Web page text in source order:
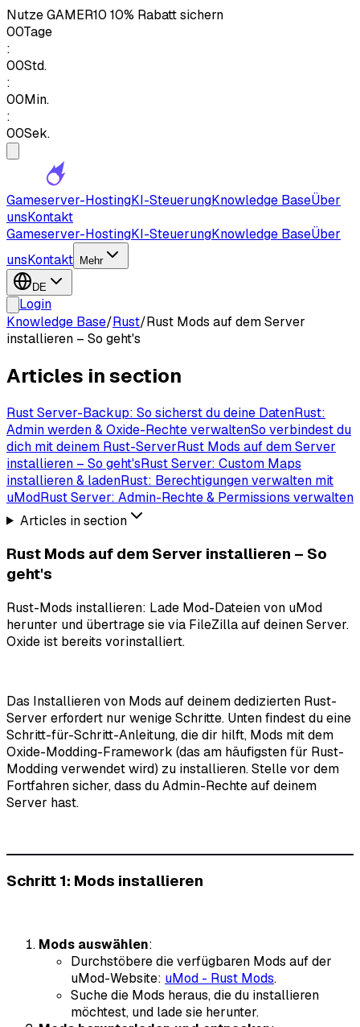
NutzeGAMER10 10% Rabatt sichern
00Tage
:
00Std.
:
00Min.
:
00Sek.
Gameserver-HostingKI-SteuerungKnowledge BaseÜber
unsKontakt
Gameserver-HostingKI-SteuerungKnowledge BaseÜber
unsKontakt Mehr
DE
Login
Knowledge Base/Rust/Rust Mods auf dem Server
installieren – So geht's
Articles in section
Rust Server-Backup: So sicherst du deine DatenRust:
Admin werden & Oxide-Rechte verwaltenSo verbindest du
dich mit deinem Rust-ServerRust Mods auf dem Server
installieren – So geht'sRust Server: Custom Maps
installieren & ladenRust: Berechtigungen verwalten mit
uModRust Server: Admin-Rechte & Permissions verwalten
Articles in section
Rust Mods auf dem Server installieren – So
geht's
Rust-Mods installieren: Lade Mod-Dateien von uMod
herunter und übertrage sie via FileZilla auf deinen Server.
Oxide ist bereits vorinstalliert.
Das Installieren von Mods auf deinem dedizierten Rust-
Server erfordert nur wenige Schritte. Unten findest du eine
Schritt-für-Schritt-Anleitung, die dir hilft, Mods mit dem
Oxide-Modding-Framework (das am häufigsten für Rust-
Modding verwendet wird) zu installieren. Stelle vor dem
Fortfahren sicher, dass du Admin-Rechte auf deinem
Server hast.
Schritt 1: Mods installieren
Mods auswählen:
Durchstöbere die verfügbaren Mods auf der
uMod-Website: uMod - Rust Mods.
Suche die Mods heraus, die du installieren
möchtest, und lade sie herunter.